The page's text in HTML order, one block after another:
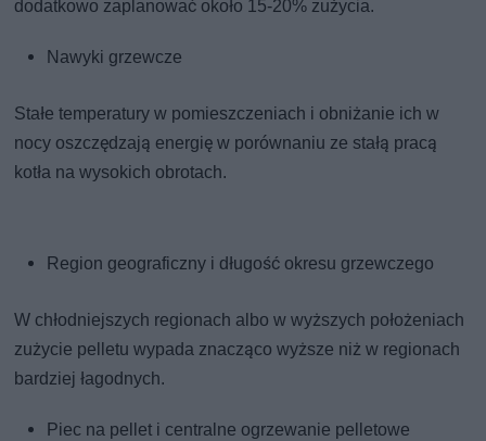
dodatkowo zaplanować około 15-20% zużycia.
Nawyki grzewcze
Stałe temperatury w pomieszczeniach i obniżanie ich w
nocy oszczędzają energię w porównaniu ze stałą pracą
kotła na wysokich obrotach.
Region geograficzny i długość okresu grzewczego
W chłodniejszych regionach albo w wyższych położeniach
zużycie pelletu wypada znacząco wyższe niż w regionach
bardziej łagodnych.
Piec na pellet i centralne ogrzewanie pelletowe